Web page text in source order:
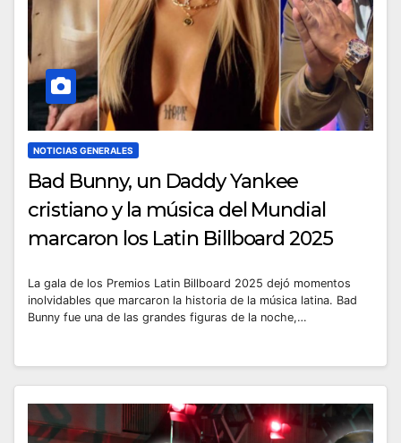
NOTICIAS GENERALES
Bad Bunny, un Daddy Yankee
cristiano y la música del Mundial
marcaron los Latin Billboard 2025
La gala de los Premios Latin Billboard 2025 dejó momentos
inolvidables que marcaron la historia de la música latina. Bad
Bunny fue una de las grandes figuras de la noche,…